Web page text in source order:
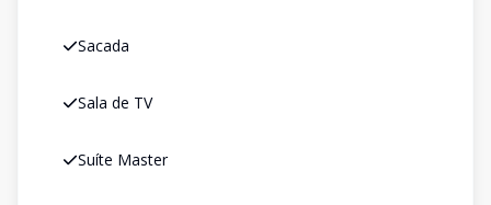
Sacada
Sala de TV
Suíte Master